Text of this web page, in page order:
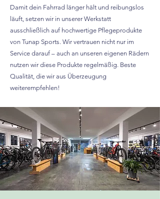
Damit dein Fahrrad länger hält und reibungslos
läuft, setzen wir in unserer Werkstatt
ausschließlich auf hochwertige Pflegeprodukte
von Tunap Sports. Wir vertrauen nicht nur im
Service darauf – auch an unseren eigenen Rädern
nutzen wir diese Produkte regelmäßig. Beste
Qualität, die wir aus Überzeugung
weiterempfehlen!